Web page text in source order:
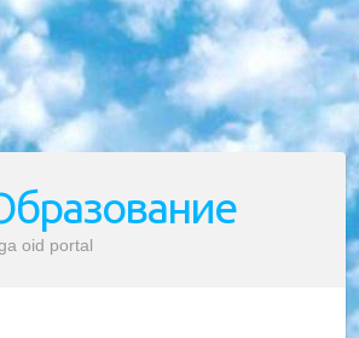
oid portal